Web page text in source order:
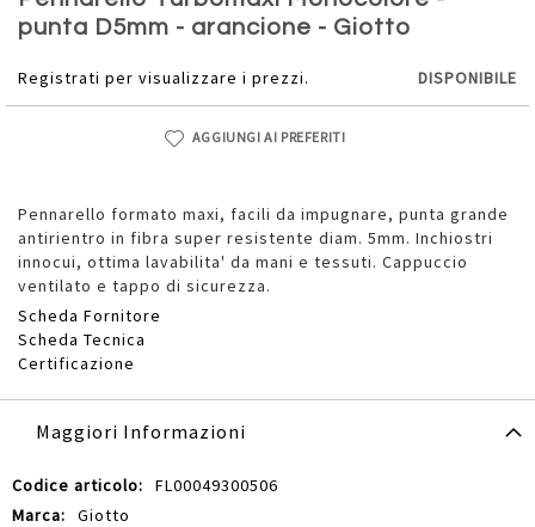
punta D5mm - arancione - Giotto
Registrati per visualizzare i prezzi. DISPONIBILE
AGGIUNGI AI PREFERITI
Pennarello formato maxi, facili da impugnare, punta grande
antirientro in fibra super resistente diam. 5mm. Inchiostri
innocui, ottima lavabilita' da mani e tessuti. Cappuccio
ventilato e tappo di sicurezza.
Scheda Fornitore
Scheda Tecnica
Certificazione
della
galleria
immagini
Maggiori Informazioni
Maggiori
Informazioni
FL00049300506
Giotto